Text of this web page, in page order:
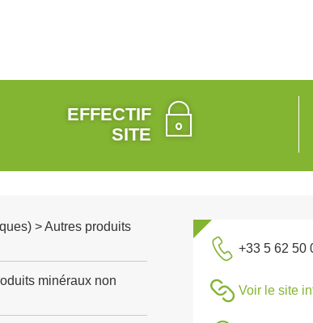
EFFECTIF
SITE
> Autres produits
minéraux non
+33 5 62 50
Voir le site